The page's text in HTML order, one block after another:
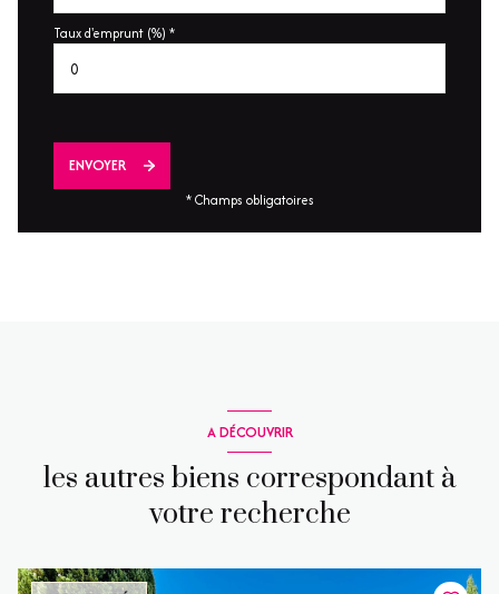
Taux d'emprunt (%) *
ENVOYER
* Champs obligatoires
A DÉCOUVRIR
les autres biens correspondant à
votre recherche